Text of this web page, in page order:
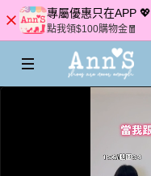
專屬優惠只在APP 💖
點我領$100購物金🧧